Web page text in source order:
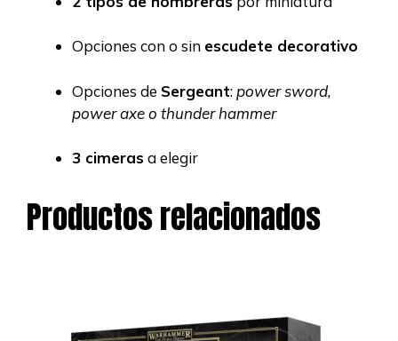
Opciones con o sin escudete decorativo
Opciones de Sergeant:power sword,
power axe o thunder hammer
3 cimerasa elegir
Productos relacionados